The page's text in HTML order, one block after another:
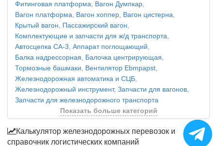
Фитинговая платформа, Вагон Думпкар,
Вагон платформа, Вагон хоппер, Вагон цистерна,
Крытый вагон, Пассажирский вагон,
Комплектующие и запчасти для ж/д транспорта,
Автосцепка СА-3, Аппарат поглощающий,
Балка надрессорная, Балочка центрирующая,
Тормозные башмаки, Вентилятор Ebmpapst,
Железнодорожная автоматика и СЦБ,
Железнодорожный инструмент, Запчасти для вагонов,
Запчасти для железнодорожного транспорта
Показать больше категорий
Калькулятор железнодорожных перевозок и
справочник логистических компаний